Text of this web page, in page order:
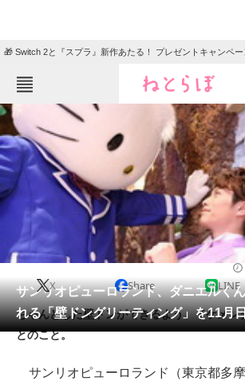
🎁 Switch 2と『スプラ』新作あたる！ プレゼントキャンペー
ねとらぼメニュー
TOP ニュース
エンタメ クイズ
グルメ 地域
教育・育児
動物 リサーチ
会員記事
メディア
サンリオピューロランド、ダニエルく
れる「壁ドングリーティング」を11月
X Share LINE
ちゃんとした壁ドンができるよう、イケメン
とのこと。
サンリオピューロランド（東京都多